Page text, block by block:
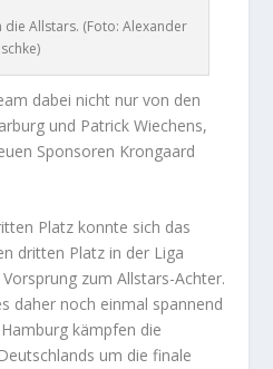
die Allstars. (Foto: Alexander
dabei nicht nur von den
und Patrick Wiechens,
Sponsoren Krongaard
Platz konnte sich das
dritten Platz in der Liga
zum Allstars-Achter.
daher noch einmal spannend
kämpfen die
um die finale